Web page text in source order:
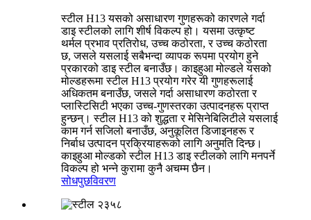
स्टील H13 यसको असाधारण गुणहरूको कारणले गर्दा
डाइ स्टीलको लागि शीर्ष विकल्प हो। यसमा उत्कृष्ट
थर्मल प्रभाव प्रतिरोध, उच्च कठोरता, र उच्च कठोरता
छ, जसले यसलाई सबैभन्दा व्यापक रूपमा प्रयोग हुने
प्रकारको डाइ स्टील बनाउँछ। काइहुआ मोल्डले यसको
मोल्डहरूमा स्टील H13 प्रयोग गरेर यी गुणहरूलाई
अधिकतम बनाउँछ, जसले गर्दा असाधारण कठोरता र
प्लास्टिसिटी भएका उच्च-गुणस्तरका उत्पादनहरू प्राप्त
हुन्छन्। स्टील H13 को शुद्धता र मेसिनेबिलिटीले यसलाई
काम गर्न सजिलो बनाउँछ, अनुकूलित डिजाइनहरू र
निर्बाध उत्पादन प्रक्रियाहरूको लागि अनुमति दिन्छ।
काइहुआ मोल्डको स्टील H13 डाइ स्टीलको लागि मनपर्ने
विकल्प हो भन्ने कुरामा कुनै अचम्म छैन।
सोधपुछविवरण